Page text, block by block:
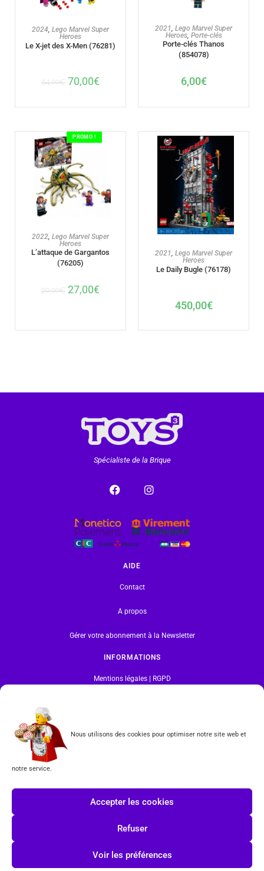
Nous utilisons des cookies pour optimiser notre site web et
notre service.
Accepter les cookies
Refuser
Voir les préférences
AJOUTER AU PANIER
2024, Lego Marvel Super
Heroes
Le X-jet des X-Men (76281)
84,99€ 70,00€
AJOUTER AU PANIER
2021, Lego Marvel Super
Heroes, Porte-clés
Porte-clés Thanos
(854078)
6,00€
PROMO !
AJOUTER AU PANIER
2022, Lego Marvel Super
Heroes
L’attaque de Gargantos
(76205)
29,99€ 27,00€
AJOUTER AU PANIER
2021, Lego Marvel Super
Heroes
Le Daily Bugle (76178)
450,00€
Spécialiste de la Brique
AIDE
Contact
A propos
Gérer votre abonnement à la Newsletter
INFORMATIONS
Mentions légales | RGPD
Formulaire de rétractation
Tous les produits vendus sur ce site sont fabriqués par LEGO exclusivement. LEGO® est une
marque déposée par The LEGO Group. Les propriétaires des marques respectives citées sur le site
INSCRIPTION À LA NEWSLETTER